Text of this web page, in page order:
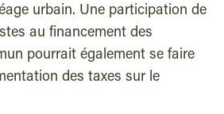
urbain. Une participation de
au financement des
pourrait également se faire
des taxes sur le